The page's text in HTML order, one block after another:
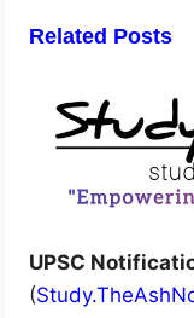
Related Posts
UPSC
(